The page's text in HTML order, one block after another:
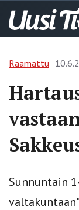
Raamattu
Sunnuntain